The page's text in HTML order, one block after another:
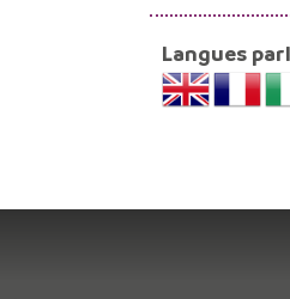
Langues